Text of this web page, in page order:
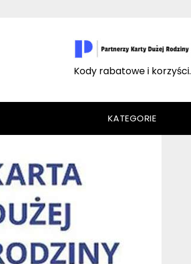
Kody rabatowe i korzyści.
KATEGORIE